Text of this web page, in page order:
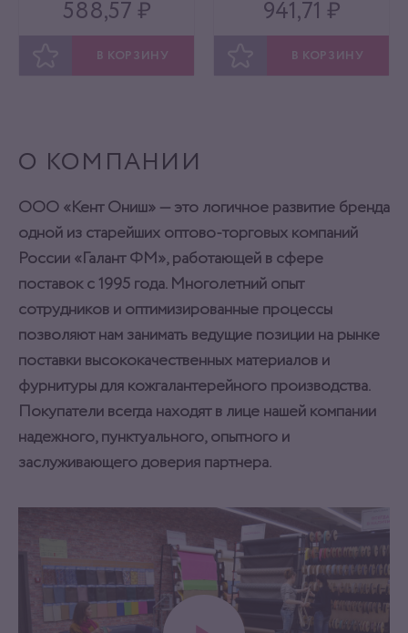
588,57 ₽
В КОРЗИНУ
941,71 ₽
В КОРЗИНУ
О КОМПАНИИ
ООО «Кент Ониш» — это логичное развитие бренда
одной из старейших оптово-торговых компаний
России «Галант ФМ», работающей в сфере
поставок с 1995 года. Многолетний опыт
сотрудников и оптимизированные процессы
позволяют нам занимать ведущие позиции на рынке
поставки высококачественных материалов и
фурнитуры для кожгалантерейного производства.
Покупатели всегда находят в лице нашей компании
надежного, пунктуального, опытного и
заслуживающего доверия партнера.